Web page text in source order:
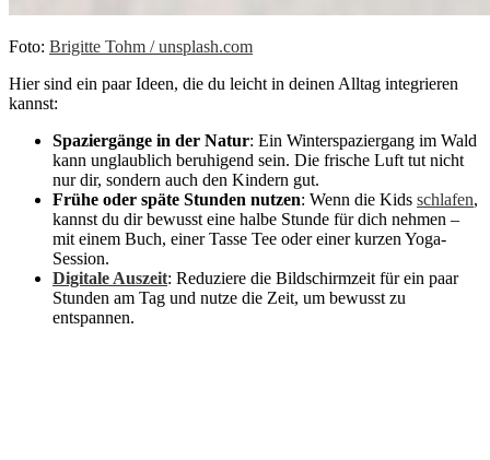
Foto: Brigitte Tohm / unsplash.com
Hier sind ein paar Ideen, die du leicht in deinen Alltag integrieren
kannst:
Spaziergänge in der Natur: Ein Winterspaziergang im Wald
kann unglaublich beruhigend sein. Die frische Luft tut nicht
nur dir, sondern auch den Kindern gut.
Frühe oder späte Stunden nutzen: Wenn die Kids schlafen,
kannst du dir bewusst eine halbe Stunde für dich nehmen –
mit einem Buch, einer Tasse Tee oder einer kurzen Yoga-
Session.
Digitale Auszeit: Reduziere die Bildschirmzeit für ein paar
Stunden am Tag und nutze die Zeit, um bewusst zu
entspannen.